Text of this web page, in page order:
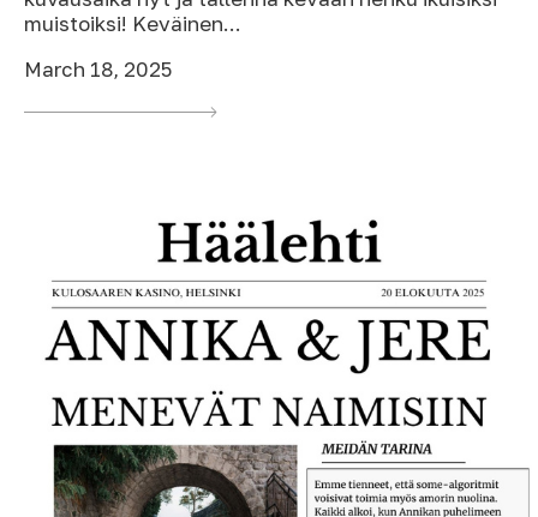
muistoiksi! Keväinen...
March 18, 2025